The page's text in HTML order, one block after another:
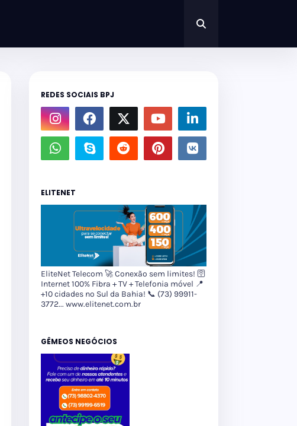
REDES SOCIAIS BPJ
ELITENET
EliteNet Telecom 🚀 Conexão sem limites! 🛜
Internet 100% Fibra + TV + Telefonia móvel 📍
+10 cidades no Sul da Bahia! 📞 (73) 99911-
3772... www.elitenet.com.br
GÊMEOS NEGÓCIOS